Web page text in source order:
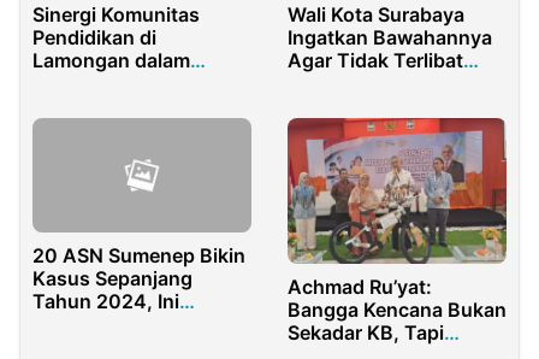
Sinergi Komunitas
Pendidikan di
Lamongan dalam
(P5)
Wali Kota Surabaya
Ingatkan Bawahannya
Agar Tidak Terlibat
20 ASN Sumenep Bikin
Kasus Sepanjang
Tahun 2024, Ini
Achmad Ru’yat:
Bangga Kencana Bukan
Sekadar KB, Tapi